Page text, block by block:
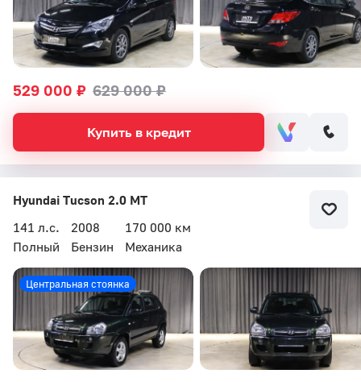
529 000 ₽ 629 000 ₽
Купить в кредит
Hyundai Tucson 2.0 MT
141 л.с.
2008
170 000 км
Полный
Бензин Механика
Центральная стоянка